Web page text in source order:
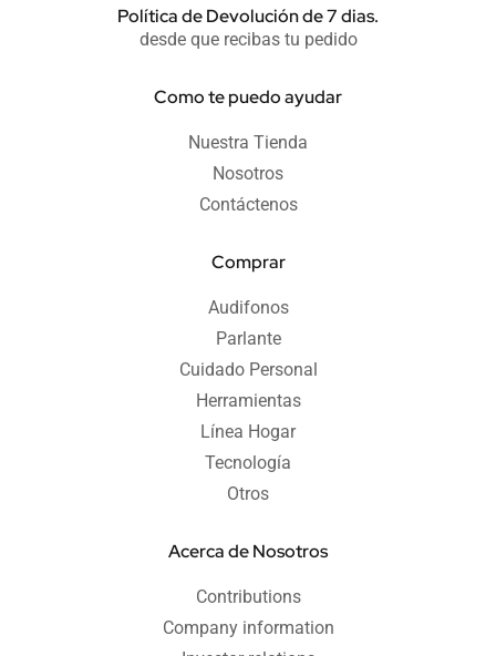
Política de Devolución de 7 dias.
desde que recibas tu pedido
Como te puedo ayudar
Nuestra Tienda
Nosotros
Contáctenos
Comprar
Audifonos
Parlante
Cuidado Personal
Herramientas
Línea Hogar
Tecnología
Otros
Acerca de Nosotros
Contributions
Company information